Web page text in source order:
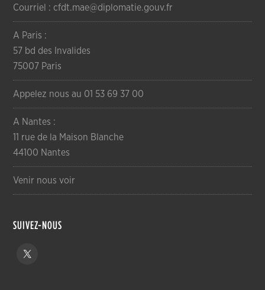
Courriel : cfdt.mae@diplomatie.gouv.fr
A Paris :
57 bd des Invalides
75007 Paris
Appelez nous au 01 53 69 37 00
A Nantes :
11 rue de la Maison Blanche
44100 Nantes
Venir nous voir
SUIVEZ-NOUS